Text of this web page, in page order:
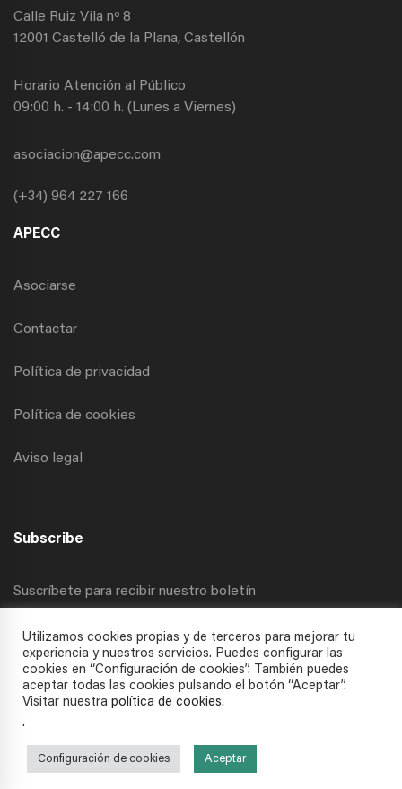
Calle Ruiz Vila nº 8
12001 Castelló de la Plana, Castellón
Horario Atención al Público
09:00 h. - 14:00 h. (Lunes a Viernes)
asociacion@apecc.com
(+34) 964 227 166
APECC
Asociarse
Contactar
Política de privacidad
Política de cookies
Aviso legal
Subscribe
Suscríbete para recibir nuestro boletín
Todos los derechos reservados © 2025 APECC
Utilizamos cookies propias y de terceros para mejorar tu
experiencia y nuestros servicios. Puedes configurar las
cookies en “Configuración de cookies”. También puedes
aceptar todas las cookies pulsando el botón “Aceptar”.
Visitar nuestra política de cookies.
.
Configuración de cookies Aceptar